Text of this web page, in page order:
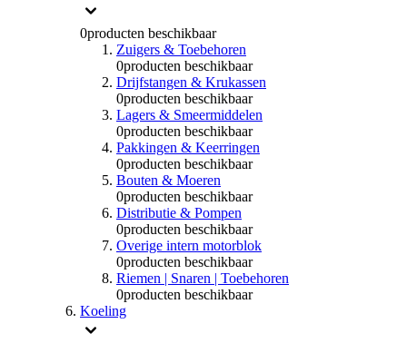
0producten beschikbaar
Zuigers & Toebehoren
0producten beschikbaar
Drijfstangen & Krukassen
0producten beschikbaar
Lagers & Smeermiddelen
0producten beschikbaar
Pakkingen & Keerringen
0producten beschikbaar
Bouten & Moeren
0producten beschikbaar
Distributie & Pompen
0producten beschikbaar
Overige intern motorblok
0producten beschikbaar
Riemen | Snaren | Toebehoren
0producten beschikbaar
Koeling